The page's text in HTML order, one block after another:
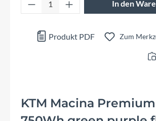
In den
Produkt PDF Zum
KTM Macina